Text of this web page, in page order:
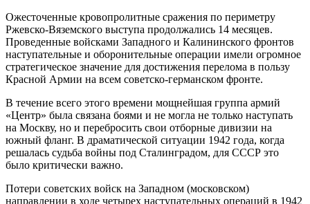
Ожесточенные кровопролитные сражения по периметру
Ржевско-Вяземского выступа продолжались 14 месяцев.
Проведенные войсками Западного и Калининского фронтов
наступательные и оборонительные операции имели огромное
стратегическое значение для достижения перелома в пользу
Красной Армии на всем советско-германском фронте.
В течение всего этого времени мощнейшая группа армий
«Центр» была связана боями и не могла не только наступать
на Москву, но и перебросить свои отборные дивизии на
южный фланг. В драматической ситуации 1942 года, когда
решалась судьба войны под Сталинградом, для СССР это
было критически важно.
Потери советских войск на Западном (московском)
направлении в ходе четырех наступательных операций в 1942